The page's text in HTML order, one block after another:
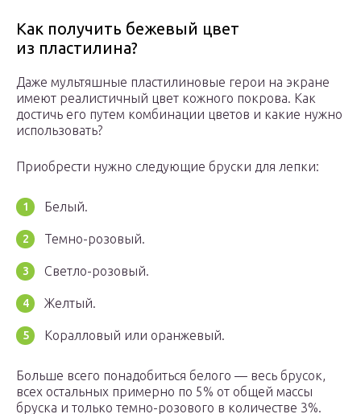
Как получить бежевый цвет
из пластилина?
Даже мультяшные пластилиновые герои на экране
имеют реалистичный цвет кожного покрова. Как
достичь его путем комбинации цветов и какие нужно
использовать?
Приобрести нужно следующие бруски для лепки:
Белый.
Темно-розовый.
Светло-розовый.
Желтый.
Коралловый или оранжевый.
Больше всего понадобиться белого — весь брусок,
всех остальных примерно по 5% от общей массы
бруска и только темно-розового в количестве 3%.